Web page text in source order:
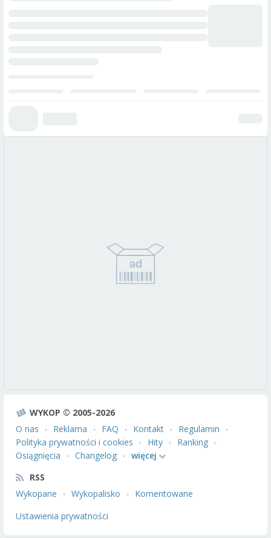
WYKOP © 2005-2026
O nas
Reklama FAQ Kontakt
Regulamin
Polityka prywatności i cookies
Hity
Ranking
Osiągnięcia
Changelog
więcej
RSS
Wykopane
Wykopalisko
Komentowane
Ustawienia prywatności